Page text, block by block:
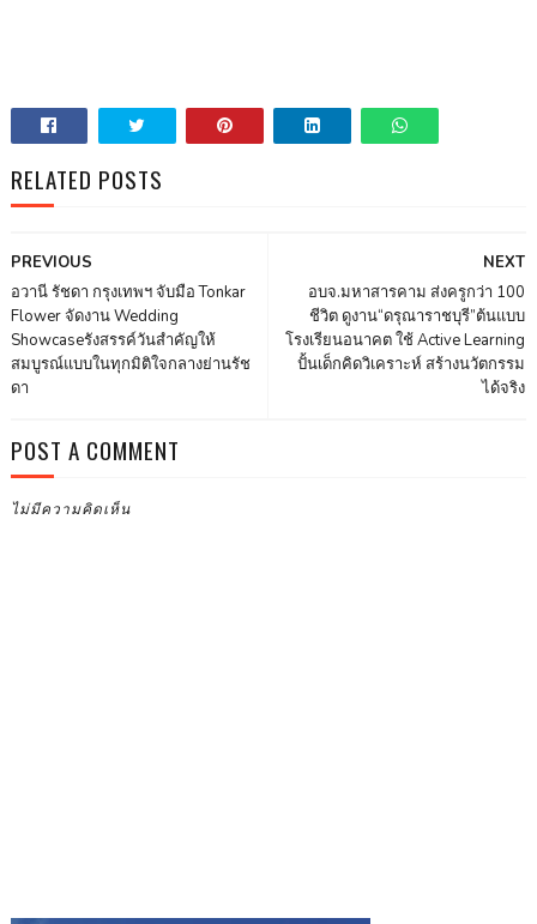
RELATED POSTS
NEXT
อบจ.มหาสารคาม ส่งครูกว่า 100
ชีวิต ดูงาน“ดรุณาราชบุรี”ต้นแบบ
โรงเรียนอนาคต ใช้ Active Learning
ปั้นเด็กคิดวิเคราะห์ สร้างนวัตกรรม
ได้จริง
PREVIOUS
อวานี รัชดา กรุงเทพฯ จับมือ Tonkar
Flower จัดงาน Wedding
Showcaseรังสรรค์วันสำคัญให้
สมบูรณ์แบบในทุกมิติใจกลางย่านรัช
ดา
POST A COMMENT
ไม่มีความคิดเห็น